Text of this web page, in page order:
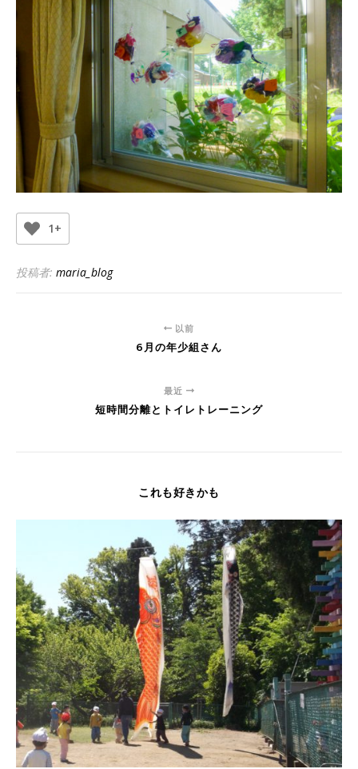
1+
投稿者: maria_blog
以前
6月の年少組さん
最近
短時間分離とトイレトレーニング
これも好きかも